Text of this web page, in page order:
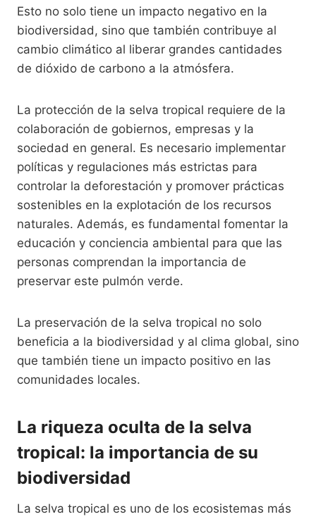
Esto no solo tiene un impacto negativo en la
biodiversidad, sino que también contribuye al
cambio climático al liberar grandes cantidades
de dióxido de carbono a la atmósfera.
La protección de la selva tropical requiere de la
colaboración de gobiernos, empresas y la
sociedad en general. Es necesario implementar
políticas y regulaciones más estrictas para
controlar la deforestación y promover prácticas
sostenibles en la explotación de los recursos
naturales. Además, es fundamental fomentar la
educación y conciencia ambiental para que las
personas comprendan la importancia de
preservar este pulmón verde.
La preservación de la selva tropical no solo
beneficia a la biodiversidad y al clima global, sino
que también tiene un impacto positivo en las
comunidades locales.
La riqueza oculta de la selva
tropical: la importancia de su
biodiversidad
La selva tropical es uno de los ecosistemas más